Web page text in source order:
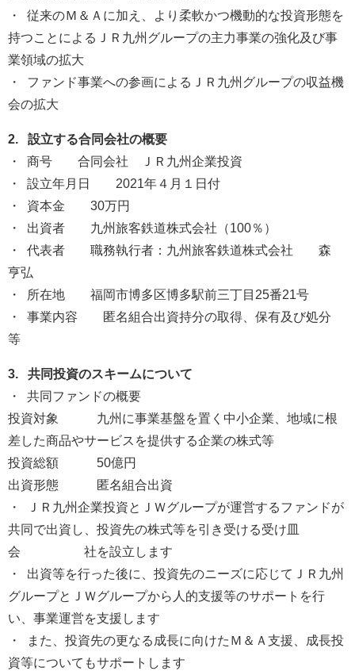
・ 従来のＭ＆Ａに加え、より柔軟かつ機動的な投資形態を
持つことによるＪＲ九州グループの主力事業の強化及び事
業領域の拡大
・ ファンド事業への参画によるＪＲ九州グループの収益機
会の拡大
2. 設立する合同会社の概要
・ 商号 合同会社 ＪＲ九州企業投資
・ 設立年月日 2021年４月１日付
・ 資本金 30万円
・ 出資者 九州旅客鉄道株式会社（100％）
・ 代表者 職務執行者：九州旅客鉄道株式会社 森
亨弘
・ 所在地 福岡市博多区博多駅前三丁目25番21号
・ 事業内容 匿名組合出資持分の取得、保有及び処分
等
3. 共同投資のスキームについて
・ 共同ファンドの概要
投資対象 九州に事業基盤を置く中小企業、地域に根
差した商品やサービスを提供する企業の株式等
投資総額 50億円
出資形態 匿名組合出資
・ ＪＲ九州企業投資とＪＷグループが運営するファンドが
共同で出資し、投資先の株式等を引き受ける受け皿
会 社を設立します
・ 出資等を行った後に、投資先のニーズに応じてＪＲ九州
グループとＪＷグループから人的支援等のサポートを行
い、事業運営を支援します
・ また、投資先の更なる成長に向けたＭ＆Ａ支援、成長投
資等についてもサポートします